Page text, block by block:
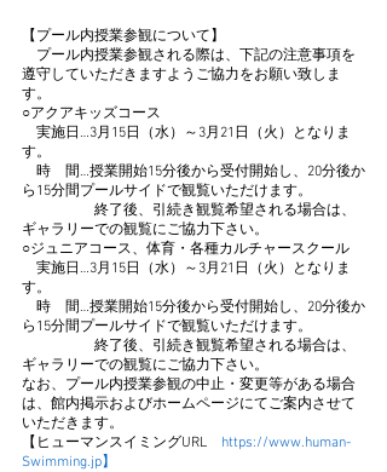
【プール内授業参観について】
プール内授業参観される際は、下記の注意事項を
遵守していただきますようご協力をお願い致しま
す。
○アクアキッズコース
実施日…3月15日（水）～3月21日（火）となりま
す。
時　間…授業開始15分後から受付開始し、20分後か
ら15分間プールサイドで観覧いただけます。
終了後、引続き観覧希望される場合は、
ギャラリーでの観覧にご協力下さい。
○ジュニアコース、体育・各種カルチャースクール
実施日…3月15日（水）～3月21日（火）となりま
す。
時　間…授業開始15分後から受付開始し、20分後か
ら15分間プールサイドで観覧いただけます。
終了後、引続き観覧希望される場合は、
ギャラリーでの観覧にご協力下さい。
なお、プール内授業参観の中止・変更等がある場合
は、館内掲示およびホームページにてご案内させて
いただきます。
【ヒューマンスイミングURL https://www.human-
Swimming.jp】